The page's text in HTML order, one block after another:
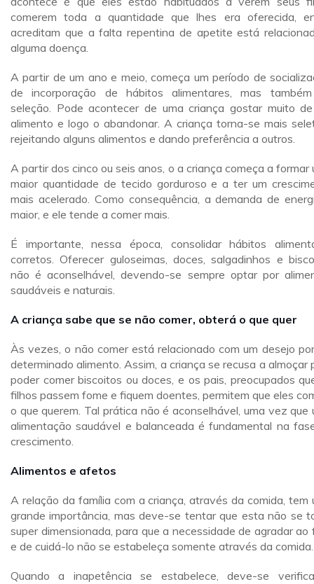
comerem toda a quantidade que lhes era oferecida,
acreditam que a falta repentina de apetite está
alguma doença.
A partir de um ano e meio, começa um período de
de incorporação de hábitos alimentares, mas
seleção. Pode acontecer de uma criança gostar muito
alimento e logo o abandonar. A criança torna-se mais
rejeitando alguns alimentos e dando preferência a outros.
A partir dos cinco ou seis anos, o a criança começa a formar
maior quantidade de tecido gorduroso e a ter um
mais acelerado. Como consequência, a demanda de
maior, e ele tende a comer mais.
É importante, nessa época, consolidar hábitos
corretos. Oferecer guloseimas, doces, salgadinhos e
não é aconselhável, devendo-se sempre optar por
saudáveis e naturais.
A criança sabe que se não comer, obterá o que quer
Às vezes, o não comer está relacionado com um desejo
determinado alimento. Assim, a criança se recusa a almoçar
poder comer biscoitos ou doces, e os pais, preocupados
filhos passem fome e fiquem doentes, permitem que eles
o que querem. Tal prática não é aconselhável, uma vez que
alimentação saudável e balanceada é fundamental na
crescimento.
Alimentos e afetos
A relação da família com a criança, através da comida, tem
grande importância, mas deve-se tentar que esta não se
super dimensionada, para que a necessidade de agradar ao
e de cuidá-lo não se estabeleça somente através da comida.
Quando a inapetência se estabelece, deve-se